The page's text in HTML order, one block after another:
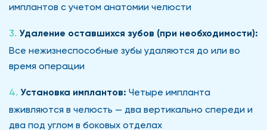
имплантов с учетом анатомии челюсти
Удаление оставшихся зубов (при необходимости):
Все нежизнеспособные зубы удаляются до или во
время операции
Установка имплантов: Четыре импланта
вживляются в челюсть — два вертикально спереди и
два под углом в боковых отделах